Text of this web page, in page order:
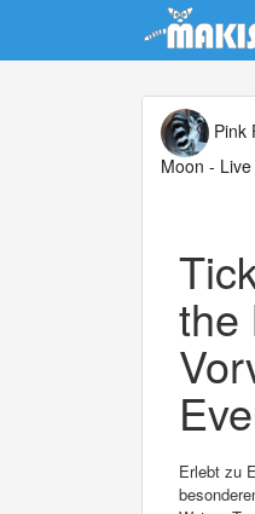
Update cookies preferences
Pink
Moon -
the
Erlebt zu